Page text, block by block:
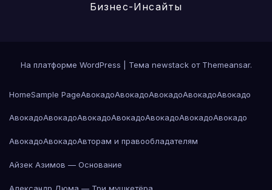
Бизнес-Инсайты
На платформе WordPress Тема newstack от Themeansar.
HomeSample PageАвокадоАвокадоАвокадоАвокадоАвокадо
АвокадоАвокадоАвокадоАвокадоАвокадоАвокадоАвокадо
АвокадоАвокадоАвторам и правообладателям
Айзек Азимов — Основание
Александр Дюма — Три мушкетёра